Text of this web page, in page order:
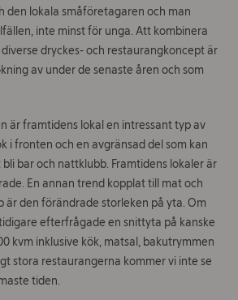
den lokala småföretagaren och man
inte minst för unga. Att kombinera
dryckes- och restaurangkoncept är
av under de senaste åren och som
är framtidens lokal en intressant typ av
i fronten och en avgränsad del som kan
bar och nattklubb. Framtidens lokaler är
En annan trend kopplat till mat och
är den förändrade storleken på yta. Om
efterfrågade en snittyta på kanske
kvm inklusive kök, matsal, bakutrymmen
stora restaurangerna kommer vi inte se
tiden.